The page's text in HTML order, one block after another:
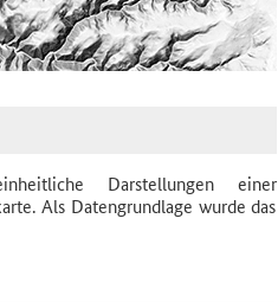
Darstellungen einer
Als Datengrundlage wurde das